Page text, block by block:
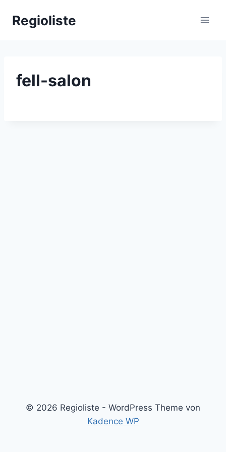
InhaltRegioliste
fell-salon
© 2026 Regioliste - WordPress Theme von
Kadence WP